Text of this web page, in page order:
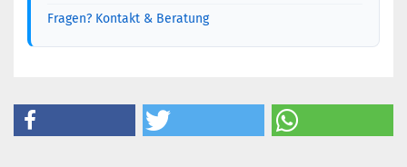
Fragen? Kontakt & Beratung